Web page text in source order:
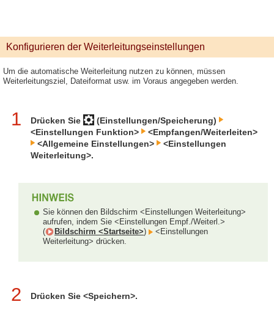
Konfigurieren der Weiterleitungseinstellungen
Um die automatische Weiterleitung nutzen zu können, müssen
Weiterleitungsziel, Dateiformat usw. im Voraus angegeben werden.
1 Drücken Sie
(Einstellungen/Speicherung)
<Einstellungen Funktion>
<Empfangen/Weiterleiten>
<Allgemeine Einstellungen>
<Einstellungen
Weiterleitung>.
Sie können den Bildschirm <Einstellungen Weiterleitung>
aufrufen, indem Sie <Einstellungen Empf./Weiterl.>
(
Bildschirm <Startseite>)
<Einstellungen
Weiterleitung> drücken.
2 Drücken Sie <Speichern>.